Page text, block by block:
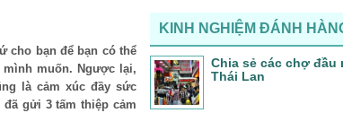
cho bạn để bạn có thể
muốn. Ngược lại,
là cảm xúc đầy sức
gửi 3 tấm thiệp cảm
KINH NGHIỆM ĐÁNH
Chia sẻ các chợ đầu
Thái Lan